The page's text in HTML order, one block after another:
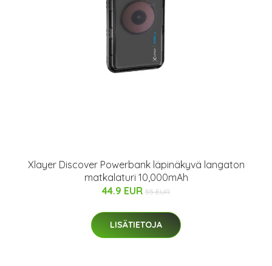
Xlayer Discover Powerbank läpinäkyvä langaton
matkalaturi 10,000mAh
44.9 EUR 55 EUR
LISÄTIETOJA